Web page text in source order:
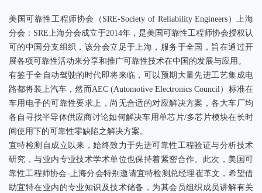
美国可靠性工程师协会（SRE-Society of Reliability Engineers）上海
分会：SRE上海分会成立于2014年，是美国可靠性工程师协会授权认
可的中国分支组织，该分会立足于上海，服务于全国，旨在通过开
展各项可靠性活动来分享和推广可靠性技术在中国的发展与应用。
有鉴于全自动驾驶的时代即将来临，可以预期大量先进工艺集成电
路都将装上汽车，然而AEC (Automotive Electronics Council）标准在
车用电子的可靠性要求上，尚无合适的对应解决方案，各大车厂均
各自寻找半导体供应商讨论如何解决车用单芯片/多芯片模块在长时
间使用下的可靠性零缺陷之解决方案。
宜特检测自成立以来，始终致力于先进可靠性工程验证与分析技术
研究，与业内专业技术学术单位也保持着紧密合作。此次，美国可
靠性工程师协会-上海分会特别邀请宜特检测总经理崔革文，希望借
助宜特在业内的专业知识及技术储备，为其会员组织成员讲解有关